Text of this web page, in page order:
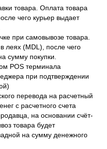
товара. Оплата товара
чего курьер выдает
при самовывозе товара.
леях (MDL), после чего
сумму покупки.
POS терминала
при подтверждении
перевода на расчетный
с расчетного счета
на основании счёт-
товара будет
на сумму денежного